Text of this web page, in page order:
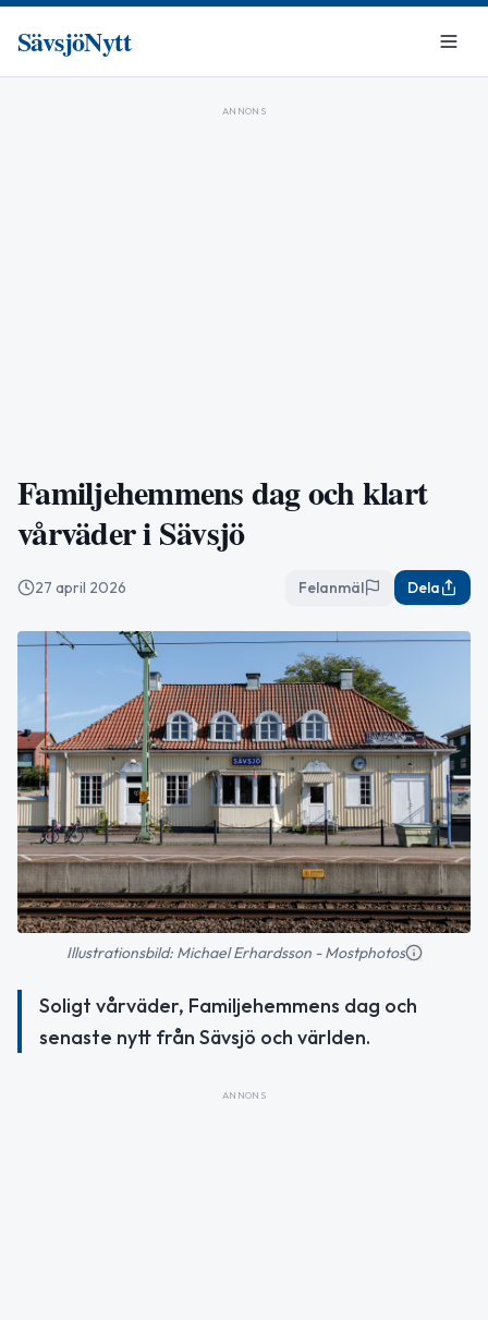
SävsjöNytt
ANNONS
Familjehemmens dag och klart
vårväder i Sävsjö
27 april 2026 Felanmäl Dela
Illustrationsbild: Michael Erhardsson - Mostphotos
Soligt vårväder, Familjehemmens dag och
senaste nytt från Sävsjö och världen.
ANNONS